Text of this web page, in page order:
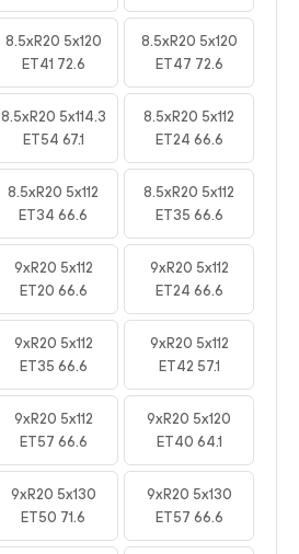
8.5xR20 5x120
ET41 72.6
8.5xR20 5x120
ET47 72.6
8.5xR20 5x114.3
ET54 67.1
8.5xR20 5x112
ET24 66.6
8.5xR20 5x112
ET34 66.6
8.5xR20 5x112
ET35 66.6
9xR20 5x112
ET20 66.6
9xR20 5x112
ET24 66.6
9xR20 5x112
ET35 66.6
9xR20 5x112
ET42 57.1
9xR20 5x112
ET57 66.6
9xR20 5x120
ET40 64.1
9xR20 5x130
ET50 71.6
9xR20 5x130
ET57 66.6